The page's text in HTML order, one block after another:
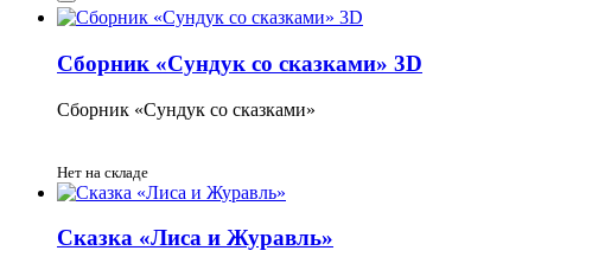
Сборник «Сундук со сказками» 3D
Сборник «Сундук со сказками»
Нет на складе
Сказка «Лиса и Журавль»